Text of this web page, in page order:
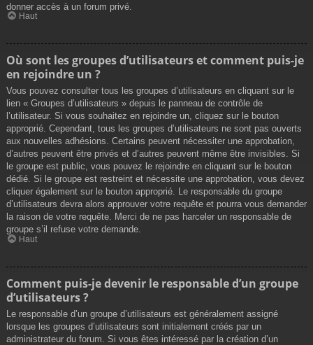
donner accès à un forum privé.
Haut
Où sont les groupes d’utilisateurs et comment puis-je
en rejoindre un ?
Vous pouvez consulter tous les groupes d’utilisateurs en cliquant sur le
lien « Groupes d’utilisateurs » depuis le panneau de contrôle de
l’utilisateur. Si vous souhaitez en rejoindre un, cliquez sur le bouton
approprié. Cependant, tous les groupes d’utilisateurs ne sont pas ouverts
aux nouvelles adhésions. Certains peuvent nécessiter une approbation,
d’autres peuvent être privés et d’autres peuvent même être invisibles. Si
le groupe est public, vous pouvez le rejoindre en cliquant sur le bouton
dédié. Si le groupe est restreint et nécessite une approbation, vous devez
cliquer également sur le bouton approprié. Le responsable du groupe
d’utilisateurs devra alors approuver votre requête et pourra vous demander
la raison de votre requête. Merci de ne pas harceler un responsable de
groupe s’il refuse votre demande.
Haut
Comment puis-je devenir le responsable d’un groupe
d’utilisateurs ?
Le responsable d’un groupe d’utilisateurs est généralement assigné
lorsque les groupes d’utilisateurs sont initialement créés par un
administrateur du forum. Si vous êtes intéressé par la création d’un